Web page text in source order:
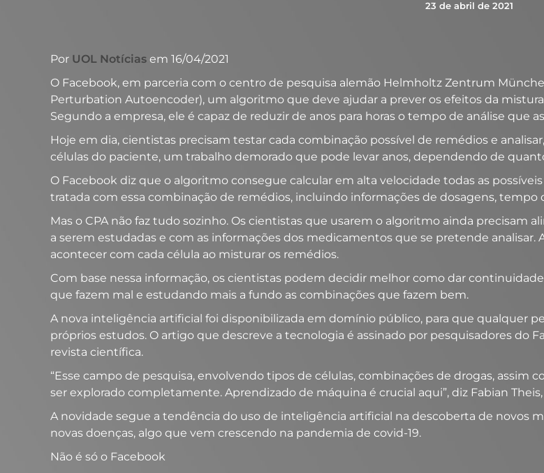
23 de abril de 2021
Por UOL Notícias em 16/04/2021
O Facebook, em parceria com o centro de pesquisa alemão Helmholtz Zentrum
Perturbation Autoencoder), um algoritmo que deve ajudar a prever os efeitos da
Segundo a empresa, ele é capaz de reduzir de anos para horas o tempo de análise
Hoje em dia, cientistas precisam testar cada combinação possível de remédios e
células do paciente, um trabalho demorado que pode levar anos, dependendo de
O Facebook diz que o algoritmo consegue calcular em alta velocidade todas as
tratada com essa combinação de remédios, incluindo informações de dosagens, tempo
Mas o CPA não faz tudo sozinho. Os cientistas que usarem o algoritmo ainda precisam
a serem estudadas e com as informações dos medicamentos que se pretende analisar.
acontecer com cada célula ao misturar os remédios.
Com base nessa informação, os cientistas podem decidir melhor como dar
que fazem mal e estudando mais a fundo as combinações que fazem bem.
A nova inteligência artificial foi disponibilizada em domínio público, para que qualquer
próprios estudos. O artigo que descreve a tecnologia é assinado por pesquisadores do
revista científica.
“Esse campo de pesquisa, envolvendo tipos de células, combinações de drogas, assim
ser explorado completamente. Aprendizado de máquina é crucial aqui”, diz Fabian
A novidade segue a tendência do uso de inteligência artificial na descoberta de novos
novas doenças, algo que vem crescendo na pandemia de covid-19.
Não é só o Facebook